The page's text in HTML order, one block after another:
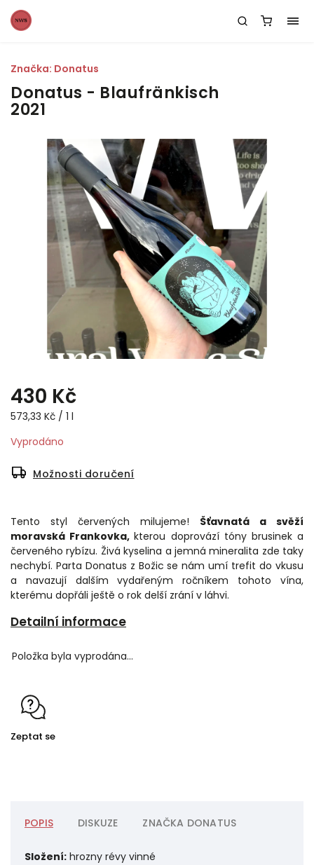
Donatus - Blaufränkisch
2021
430 Kč
573,33 Kč / 1 l
Vyprodáno
Možnosti doručení
Tento styl červených milujeme! Šťavnatá a svěží
moravská Frankovka,kterou doprovází tóny brusinek a
červeného rybízu. Živá kyselina a jemná mineralita zde taky
nechybí. Parta Donatus z Božic se nám umí trefit do vkusu
a navazují dalším vydařeným ročníkem tohoto vína,
kterému dopřáli ještě o rok delší zrání v láhvi.
Detailní informace
Značka: Donatus
Položka byla vyprodána…
Zeptat se
POPIS DISKUZE ZNAČKA DONATUS
Složení: hrozny révy vinné